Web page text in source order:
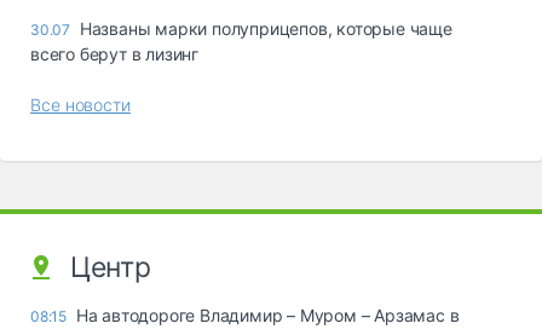
30.07
Названы марки полуприцепов, которые чаще
всего берут в лизинг
Все новости
Центр
08:15 На автодороге Владимир – Муром – Арзамас в